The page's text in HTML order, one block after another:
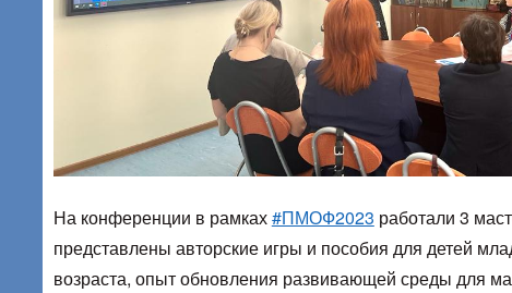
На конференции в рамках#ПМОФ2023 работали 3
представлены авторские игры и пособия для детей
возраста, опыт обновления развивающей среды для